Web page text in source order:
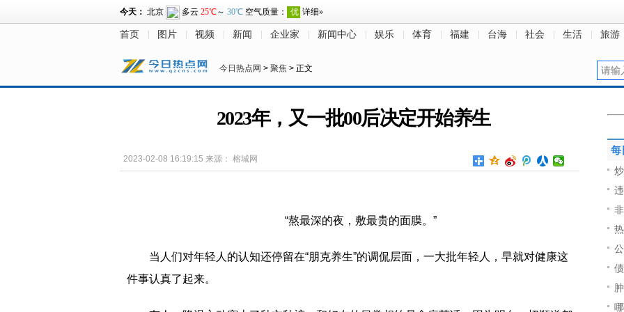
首页 图片 视频 新闻 企业家 新闻中心 娱乐 体育 福建 台海 社会 生活 旅游
今日热点网 > 聚焦 > 正文
2023年，又一批00后决定开始养生
2023-02-08 16:19:15 来源： 榕城网
“熬最深的夜，敷最贵的面膜。”
当人们对年轻人的认知还停留在“朋克养生”的调侃层面，一大批年轻人，早就对健康这
件事认真了起来。
每